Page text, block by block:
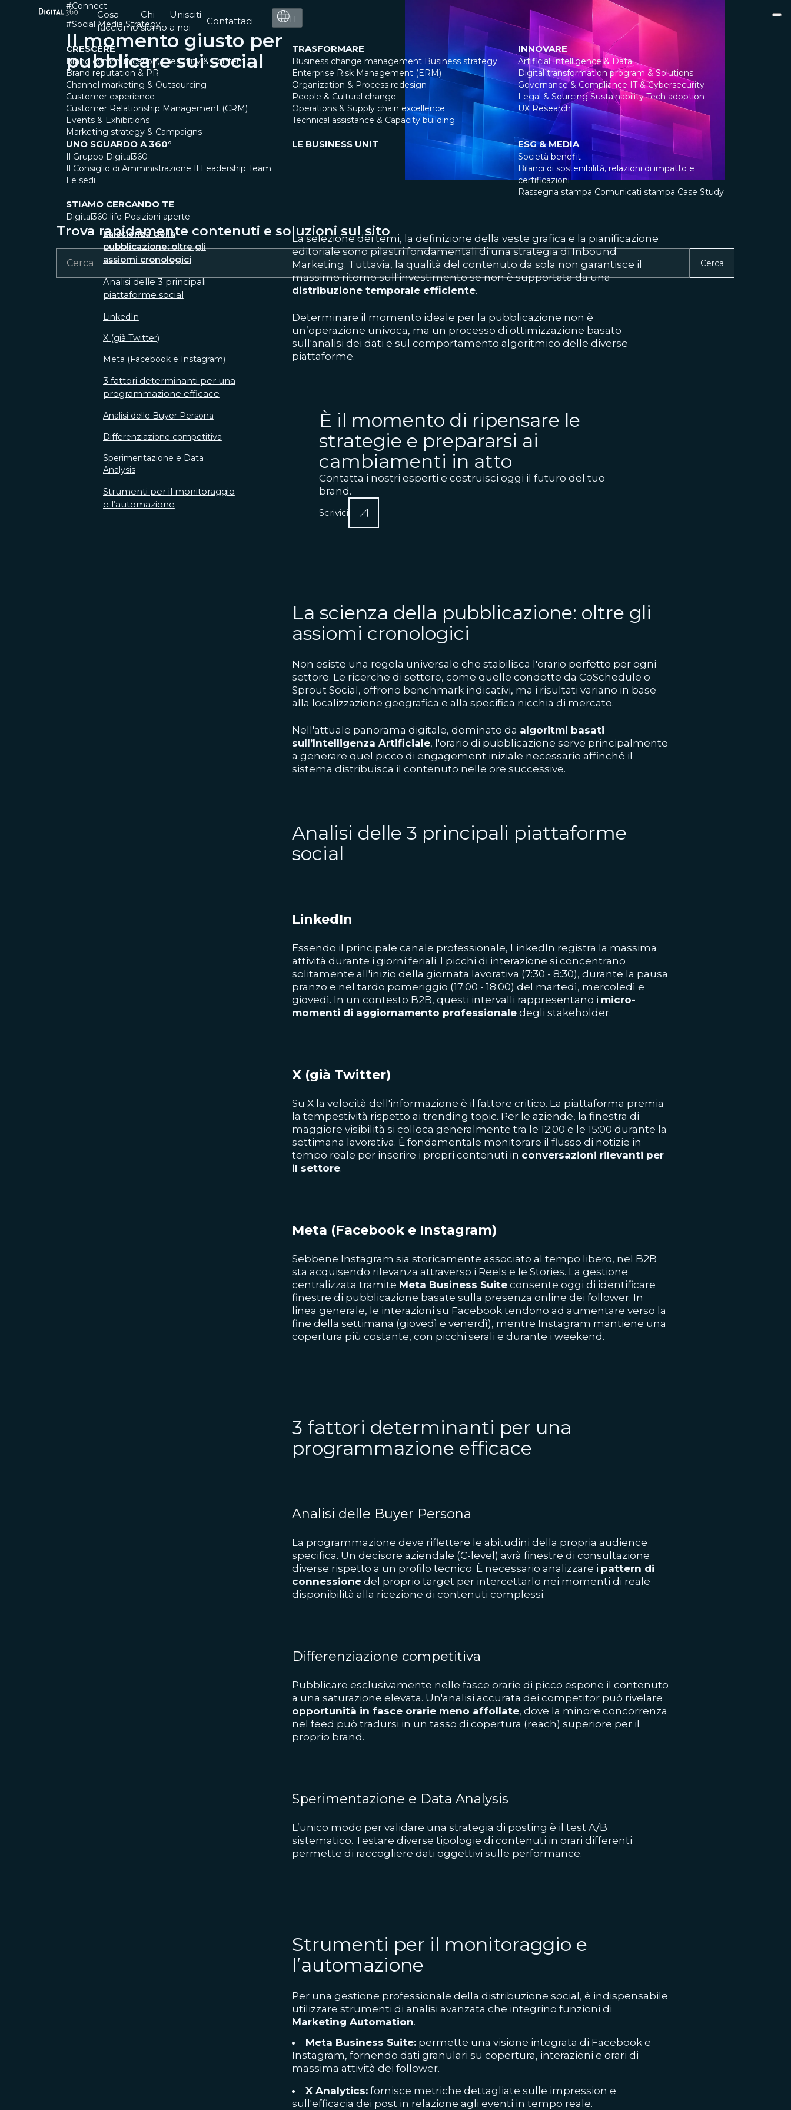
Cosa
facciamo
Chi
siamo
Unisciti
a noi
Contattaci IT
CRESCERE
Brand communication, Creativity & Content
Brand reputation & PR
Channel marketing & Outsourcing
Customer experience
Customer Relationship Management (CRM)
Events & Exhibitions
Marketing strategy & Campaigns
TRASFORMARE
Business change management Business strategy
Enterprise Risk Management (ERM)
Organization & Process redesign
People & Cultural change
Operations & Supply chain excellence
Technical assistance & Capacity building
INNOVARE
Artificial Intelligence & Data
Digital transformation program & Solutions
Governance & Compliance IT & Cybersecurity
Legal & Sourcing Sustainability Tech adoption
UX Research
UNO SGUARDO A 360°
Il Gruppo Digital360
Il Consiglio di Amministrazione Il Leadership Team
Le sedi
LE BUSINESS UNIT ESG & MEDIA
Società benefit
Bilanci di sostenibilità, relazioni di impatto e
certificazioni
Rassegna stampa Comunicati stampa Case Study
STIAMO CERCANDO TE
Digital360 life Posizioni aperte
Trova rapidamente contenuti e soluzioni sul sito
Cerca
#Connect
#Social Media Strategy
Il momento giusto per
pubblicare sui social
La scienza della
pubblicazione: oltre gli
assiomi cronologici
Analisi delle 3 principali
piattaforme social
LinkedIn
X (già Twitter)
Meta (Facebook e Instagram)
3 fattori determinanti per una
programmazione efficace
Analisi delle Buyer Persona
Differenziazione competitiva
Sperimentazione e Data
Analysis
Strumenti per il monitoraggio
e l’automazione
La selezione dei temi, la definizione della veste grafica e la pianificazione
editoriale sono pilastri fondamentali di una strategia di Inbound
Marketing. Tuttavia, la qualità del contenuto da sola non garantisce il
massimo ritorno sull'investimento se non è supportata da una
distribuzione temporale efficiente.
Determinare il momento ideale per la pubblicazione non è
un’operazione univoca, ma un processo di ottimizzazione basato
sull'analisi dei dati e sul comportamento algoritmico delle diverse
piattaforme.
È il momento di ripensare le
strategie e prepararsi ai
cambiamenti in atto
Contatta i nostri esperti e costruisci oggi il futuro del tuo
brand.
Scrivici
La scienza della pubblicazione: oltre gli
assiomi cronologici
Non esiste una regola universale che stabilisca l'orario perfetto per ogni
settore. Le ricerche di settore, come quelle condotte da CoSchedule o
Sprout Social, offrono benchmark indicativi, ma i risultati variano in base
alla localizzazione geografica e alla specifica nicchia di mercato.
Nell'attuale panorama digitale, dominato da algoritmi basati
sull’Intelligenza Artificiale, l'orario di pubblicazione serve principalmente
a generare quel picco di engagement iniziale necessario affinché il
sistema distribuisca il contenuto nelle ore successive.
Analisi delle 3 principali piattaforme
social
LinkedIn
Essendo il principale canale professionale, LinkedIn registra la massima
attività durante i giorni feriali. I picchi di interazione si concentrano
solitamente all'inizio della giornata lavorativa (7:30 - 8:30), durante la pausa
pranzo e nel tardo pomeriggio (17:00 - 18:00) del martedì, mercoledì e
giovedì. In un contesto B2B, questi intervalli rappresentano i micro-
momenti di aggiornamento professionale degli stakeholder.
X (già Twitter)
Su X la velocità dell'informazione è il fattore critico. La piattaforma premia
la tempestività rispetto ai trending topic. Per le aziende, la finestra di
maggiore visibilità si colloca generalmente tra le 12:00 e le 15:00 durante la
settimana lavorativa. È fondamentale monitorare il flusso di notizie in
tempo reale per inserire i propri contenuti in conversazioni rilevanti per
il settore.
Meta (Facebook e Instagram)
Sebbene Instagram sia storicamente associato al tempo libero, nel B2B
sta acquisendo rilevanza attraverso i Reels e le Stories. La gestione
centralizzata tramite Meta Business Suite consente oggi di identificare
finestre di pubblicazione basate sulla presenza online dei follower. In
linea generale, le interazioni su Facebook tendono ad aumentare verso la
fine della settimana (giovedì e venerdì), mentre Instagram mantiene una
copertura più costante, con picchi serali e durante i weekend.
3 fattori determinanti per una
programmazione efficace
Analisi delle Buyer Persona
La programmazione deve riflettere le abitudini della propria audience
specifica. Un decisore aziendale (C-level) avrà finestre di consultazione
diverse rispetto a un profilo tecnico. È necessario analizzare i pattern di
connessione del proprio target per intercettarlo nei momenti di reale
disponibilità alla ricezione di contenuti complessi.
Differenziazione competitiva
Pubblicare esclusivamente nelle fasce orarie di picco espone il contenuto
a una saturazione elevata. Un'analisi accurata dei competitor può rivelare
opportunità in fasce orarie meno affollate, dove la minore concorrenza
nel feed può tradursi in un tasso di copertura (reach) superiore per il
proprio brand.
Sperimentazione e Data Analysis
L’unico modo per validare una strategia di posting è il test A/B
sistematico. Testare diverse tipologie di contenuti in orari differenti
permette di raccogliere dati oggettivi sulle performance.
Strumenti per il monitoraggio e
l’automazione
Per una gestione professionale della distribuzione social, è indispensabile
utilizzare strumenti di analisi avanzata che integrino funzioni di
Marketing Automation.
Meta Business Suite: permette una visione integrata di Facebook e
Instagram, fornendo dati granulari su copertura, interazioni e orari di
massima attività dei follower.
X Analytics: fornisce metriche dettagliate sulle impression e
sull'efficacia dei post in relazione agli eventi in tempo reale.